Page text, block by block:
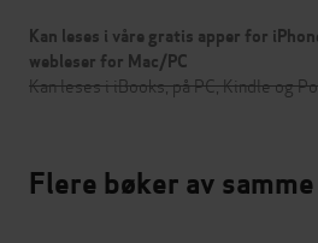
Kan leses i våre gratis apper for
webleser for Mac/PC
Kan leses i iBooks, på PC, Kindle og
Flere bøker av